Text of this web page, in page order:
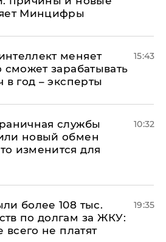
Минцифры
меняет
сможет зарабатывать
в год – эксперты
15:43
службы
новый обмен
изменится для
10:32
более 108 тыс.
по долгам за ЖКУ:
всего не платят
19:35